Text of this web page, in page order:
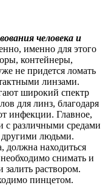
человека и
именно для этого
контейнеры,
не придется ломать
линзами.
широкий спектр
для линз, благодаря
инфекции. Главное,
с различными средами
другими людьми.
должна находиться
снимать и
раствором.
пинцетом.